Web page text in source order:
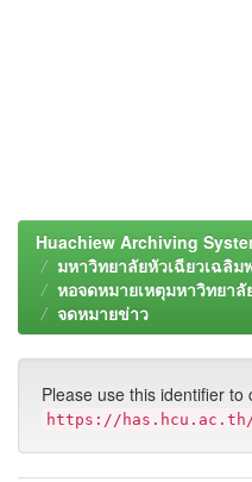
Huachiew Archiving
มหาวิทยาลัยหัวเฉียวเฉลิม
หอจดหมายเหตุมหาวิทยาลั
จดหมายข่าว
Please use this identifier to
https://has.hcu.ac.th/